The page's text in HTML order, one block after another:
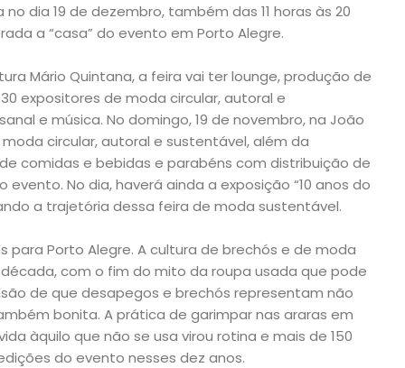
dia 19 de dezembro, também das 11 horas às 20
a “casa” do evento em Porto Alegre.
Mário Quintana, a feira vai ter lounge, produção de
expositores de moda circular, autoral e
e música. No domingo, 19 de novembro, na João
circular, autoral e sustentável, além da
comidas e bebidas e parabéns com distribuição de
No dia, haverá ainda a exposição “10 anos do
a trajetória dessa feira de moda sustentável.
para Porto Alegre. A cultura de brechós e de moda
com o fim do mito da roupa usada que pode
de que desapegos e brechós representam não
bonita. A prática de garimpar nas araras em
àquilo que não se usa virou rotina e mais de 150
do evento nesses dez anos.